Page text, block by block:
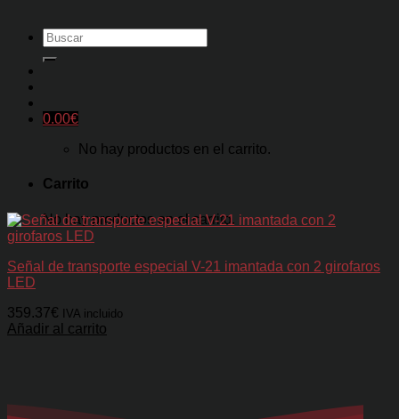
Buscar
por:
0.00€
No hay productos en el carrito.
Carrito
No hay productos en el carrito.
Señal de transporte especial V-21 imantada con 2 girofaros
LED
359.37€ IVA incluido
Añadir al carrito